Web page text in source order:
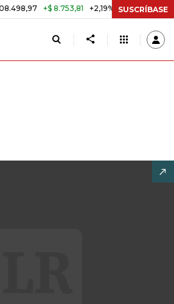
+$ 8.753,81 +2,19% TASA DE USURA
SUSCRÍBASE